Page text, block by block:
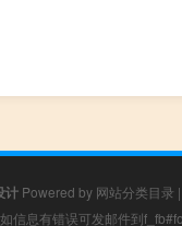
计 Powered by 网站分类目录 |
信息有错误可发邮件到